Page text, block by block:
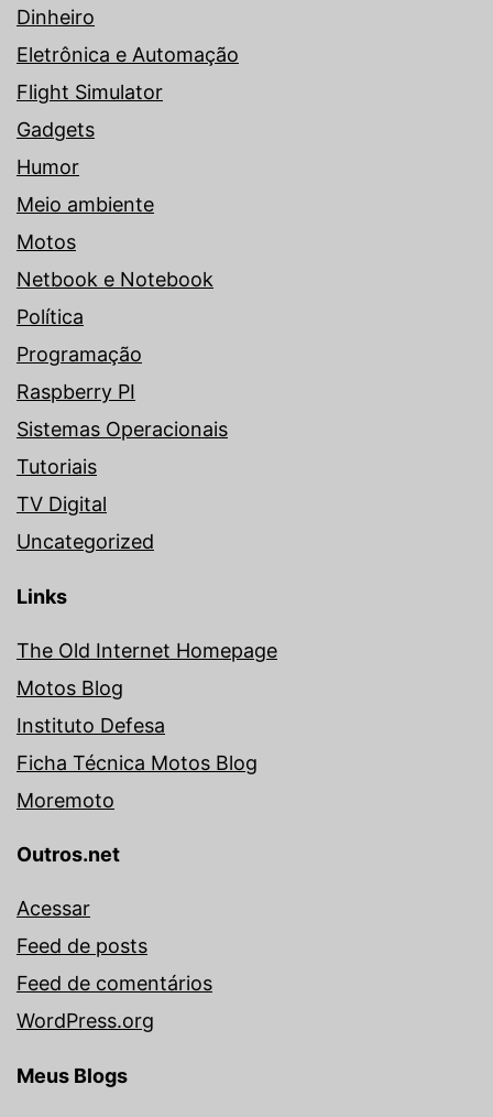
Dinheiro
Eletrônica e Automação
Flight Simulator
Gadgets
Humor
Meio ambiente
Motos
Netbook e Notebook
Política
Programação
Raspberry PI
Sistemas Operacionais
Tutoriais
TV Digital
Uncategorized
Links
The Old Internet Homepage
Motos Blog
Instituto Defesa
Ficha Técnica Motos Blog
Moremoto
Outros.net
Acessar
Feed de posts
Feed de comentários
WordPress.org
Meus Blogs